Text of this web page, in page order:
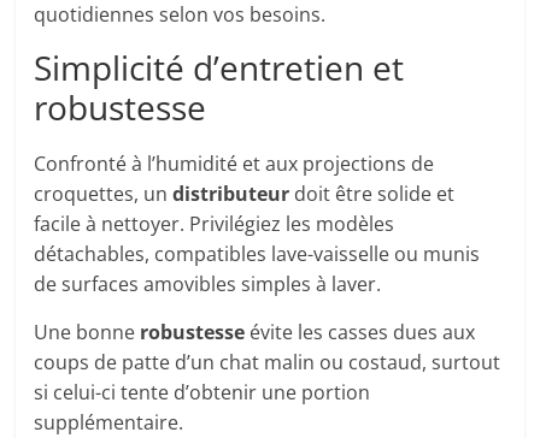
quotidiennes selon vos besoins.
Simplicité d’entretien et
robustesse
Confronté à l’humidité et aux projections de
croquettes, undistributeur doit être solide et
facile à nettoyer. Privilégiez les modèles
détachables, compatibles lave-vaisselle ou munis
de surfaces amovibles simples à laver.
Une bonne robustesse évite les casses dues aux
coups de patte d’un chat malin ou costaud, surtout
si celui-ci tente d’obtenir une portion
supplémentaire.